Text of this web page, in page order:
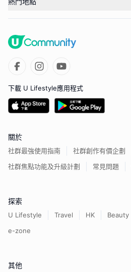
下載 U Lifestyle應用程式
關於
社群最強使用指南
社群創作有價企劃
社群焦點功能及升級計劃
常見問題
探索
U Lifestyle Travel HK Beauty
e-zone
其他